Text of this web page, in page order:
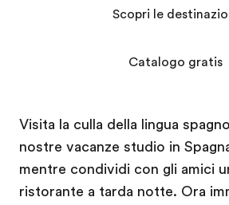
Visita la culla della lingua
nostre vacanze studio in
mentre condividi con gli amici
ristorante a tarda notte. Ora
Scopri le
Catalogo gratis